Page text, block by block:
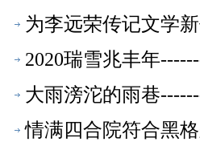
为李远荣传记文学
2020瑞雪兆丰年
大雨滂沱的雨巷
情满四合院符合黑